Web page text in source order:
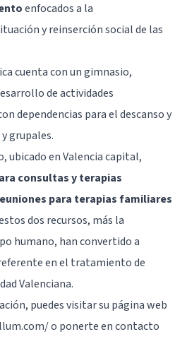
enfocados a la
y reinserción social de las
cuenta con un gimnasio,
de actividades
dependencias para el descanso y
grupales.
ubicado en Valencia capital,
consultas y terapias
para terapias familiares
dos recursos, más la
humano, han convertido a
en el tratamiento de
Valenciana.
puedes visitar su página web
o ponerte en contacto